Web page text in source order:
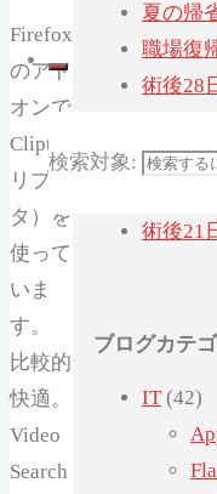
検索対象:
Firefox
のアド
オンで
Clipta（ク
リプ
タ）を
使って
いま
す。
比較的
快適。
Video
Search
夏の帰
職場復
術後28
「ヨシ
術後21
ブログカテ
IT (42)